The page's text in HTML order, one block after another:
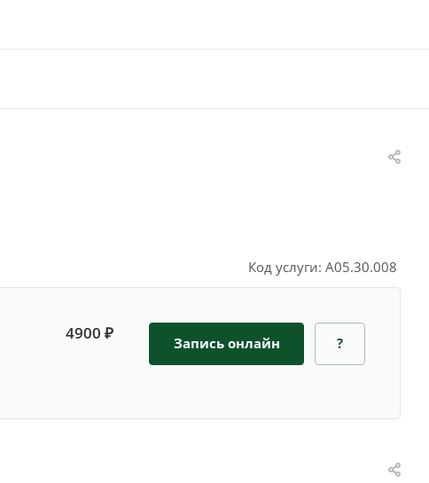
Код услуги: A05.30.008
4900 ₽ Запись онлайн ?